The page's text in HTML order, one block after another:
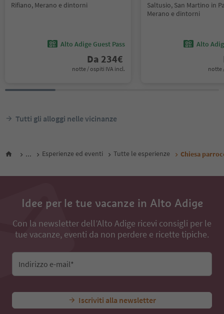
Rifiano, Merano e dintorni
Alto Adige Guest Pass
Da 234€
notte / ospiti IVA incl.
Saltusio, San Martino in
Merano e dintorni
Alto
notte
Tutti gli alloggi nelle vicinanze
... Esperienze ed eventi Tutte le esperienze Chiesa
Idee per le tue vacanze in Alto Adige
Con la newsletter dell’Alto Adige ricevi consigli per le
tue vacanze, eventi da non perdere e ricette tipiche.
Indirizzo e-mail*
Iscriviti alla newsletter